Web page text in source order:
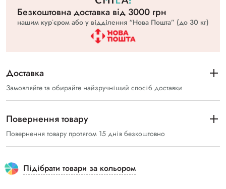
Безкоштовна доставка вiд 3000 грн
нашим курʼєром або у відділення “Нова Пошта” (до 30 кг)
Доставка
Замовляйте та обирайте найзручніший спосіб доставки
Повернення товару
Повернення товару протягом 15 днів безкоштовно
Підібрати товари за кольором